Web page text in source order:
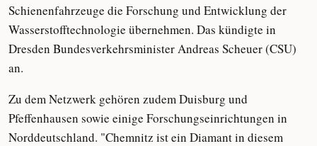
Schienenfahrzeuge die Forschung und Entwicklung der
Wasserstofftechnologie übernehmen. Das kündigte in
Dresden Bundesverkehrsminister Andreas Scheuer (CSU)
an.
Zu dem Netzwerk gehören zudem Duisburg und
Pfeffenhausen sowie einige Forschungseinrichtungen in
Norddeutschland. "Chemnitz ist ein Diamant in diesem